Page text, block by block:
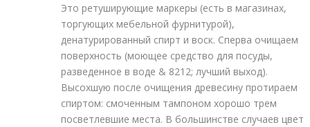
Это ретуширующие маркеры (есть в магазинах,
торгующих мебельной фурнитурой),
денатурированный спирт и воск. Сперва очищаем
поверхность (моющее средство для посуды,
разведенное в воде & 8212; лучший выход).
Высохшую после очищения древесину протираем
спиртом: смоченным тампоном хорошо трем
посветлевшие места. В большинстве случаев цвет